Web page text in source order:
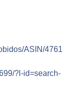
ASIN/4761
?l-id=search-